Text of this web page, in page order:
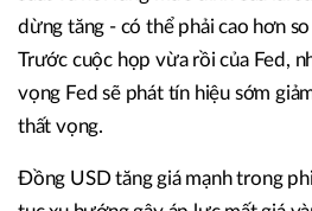
dừng tăng - có thể phải cao hơn
Trước cuộc họp vừa rồi của Fed,
vọng Fed sẽ phát tín hiệu sớm
thất vọng.
Đồng USD tăng giá mạnh trong